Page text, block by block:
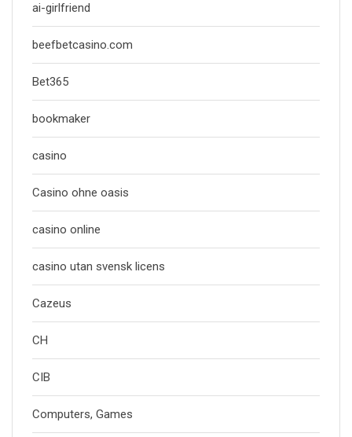
ai-girlfriend
beefbetcasino.com
Bet365
bookmaker
casino
Casino ohne oasis
casino online
casino utan svensk licens
Cazeus
CH
CIB
Computers, Games